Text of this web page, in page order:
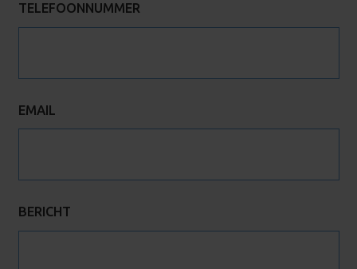
TELEFOONNUMMER
EMAIL
BERICHT